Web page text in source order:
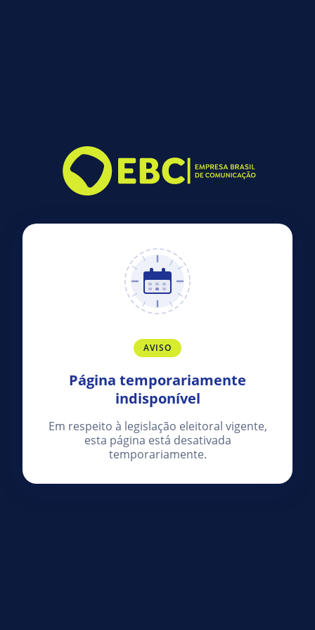
AVISO
Página temporariamente
indisponível
Em respeito à legislação eleitoral vigente,
esta página está desativada
temporariamente.